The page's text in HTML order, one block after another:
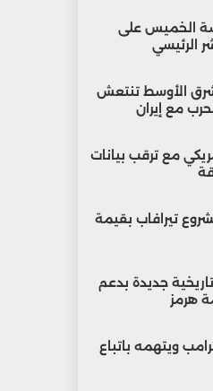
الخميس على
الرئيسي
الأوسط تنتعش
مع إيران
مع ترقب بيانات
تيرافاب بقيمة
جديدة بدعم
هرمز
ويتهمه باتباع